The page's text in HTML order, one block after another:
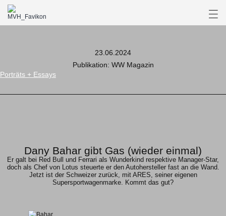
23.06.2024
Publikation: WW Magazin
Porträts + Essays
Dany Bahar gibt Gas (wieder einmal)
Er galt bei Red Bull und Ferrari als Wunderkind respektive Manager-Star,
doch als Chef von Lotus steuerte er den Autohersteller fast an die Wand.
Jetzt ist der Schweizer zurück, mit ARES, seiner eigenen
Supersportwagenmarke. Kommt das gut?